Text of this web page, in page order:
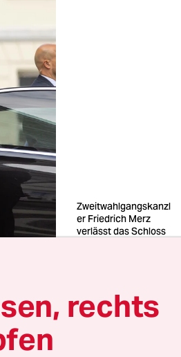
Zweitwahlgangskanzl
er Friedrich Merz
verlässt das Schloss
essen. Wir radelten drei
der Stadt auf der
Schloss Bellevue
rechts